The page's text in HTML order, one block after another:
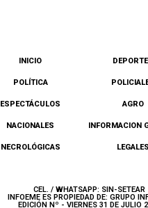
INICIO
POLÍTICA
ESPECTÁCULOS AGRO
NACIONALES INFORMACION
NECROLÓGICAS LEGALES
CEL. / WHATSAPP: SIN-SETEAR
INFOEME ES PROPIEDAD DE: GRUPO
EDICIÓN Nº - VIERNES 31 DE JULIO